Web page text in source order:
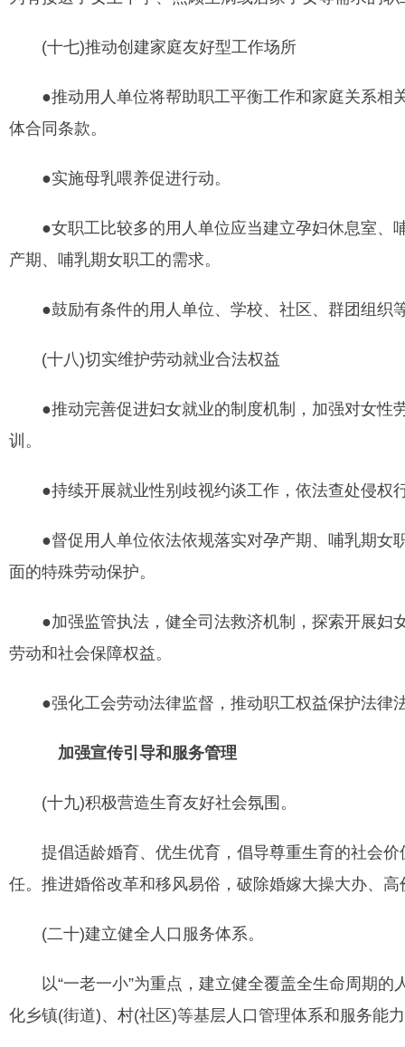
(十七)推动创建家庭友好型工作场所
●推动用人单位将帮助职工平衡工作和家庭关系相
体合同条款。
●实施母乳喂养促进行动。
●女职工比较多的用人单位应当建立孕妇休息室、
产期、哺乳期女职工的需求。
●鼓励有条件的用人单位、学校、社区、群团组织
(十八)切实维护劳动就业合法权益
●推动完善促进妇女就业的制度机制，加强对女性
训。
●持续开展就业性别歧视约谈工作，依法查处侵权
●督促用人单位依法依规落实对孕产期、哺乳期女
面的特殊劳动保护。
●加强监管执法，健全司法救济机制，探索开展妇
劳动和社会保障权益。
●强化工会劳动法律监督，推动职工权益保护法律
加强宣传引导和服务管理
(十九)积极营造生育友好社会氛围。
提倡适龄婚育、优生优育，倡导尊重生育的社会价
任。推进婚俗改革和移风易俗，破除婚嫁大操大办、
(二十)建立健全人口服务体系。
以“一老一小”为重点，建立健全覆盖全生命周期的
化乡镇(街道)、村(社区)等基层人口管理体系和服务能